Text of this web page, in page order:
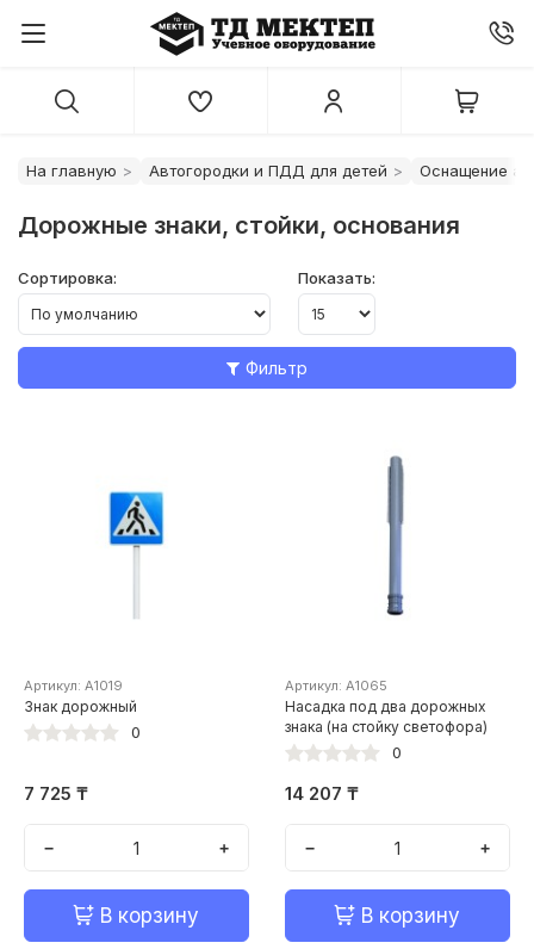
На главную Автогородки и ПДД для детей Оснащение
Дорожные знаки, стойки, основания
Сортировка: Показать:
Фильтр
Артикул: А1019
Знак дорожный
0
7 725 ₸
− +
В корзину
Артикул: А1065
Насадка под два дорожных
знака (на стойку светофора)
0
14 207 ₸
− +
В корзину